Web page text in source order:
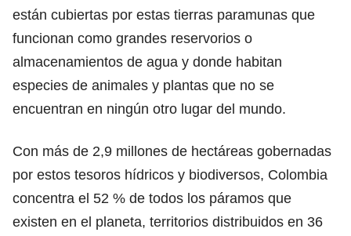
están cubiertas por estas tierras paramunas que
funcionan como grandes reservorios o
almacenamientos de agua y donde habitan
especies de animales y plantas que no se
encuentran en ningún otro lugar del mundo.
Con más de 2,9 millones de hectáreas gobernadas
por estos tesoros hídricos y biodiversos, Colombia
concentra el 52 % de todos los páramos que
existen en el planeta, territorios distribuidos en 36